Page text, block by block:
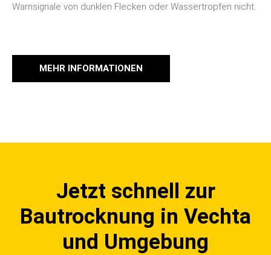
Warnsignale von dunklen Flecken oder Wassertropfen nicht.
MEHR INFORMATIONEN
Jetzt schnell zur
Bautrocknung in Vechta
und Umgebung